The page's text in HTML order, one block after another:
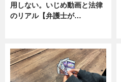
用しない。いじめ動画と法律
のリアル【弁護士が…